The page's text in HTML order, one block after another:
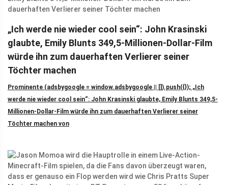
„Ich werde nie wieder cool sein“: John Krasinski
glaubte, Emily Blunts 349,5-Millionen-Dollar-Film
würde ihn zum dauerhaften Verlierer seiner
Töchter machen
Prominente (adsbygoogle = window.adsbygoogle || []).push({}); „Ich
werde nie wieder cool sein“: John Krasinski glaubte, Emily Blunts 349,5-
Millionen-Dollar-Film würde ihn zum dauerhaften Verlierer seiner
Töchter machen von